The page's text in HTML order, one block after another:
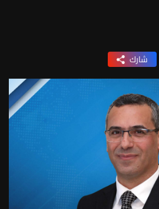
شارك